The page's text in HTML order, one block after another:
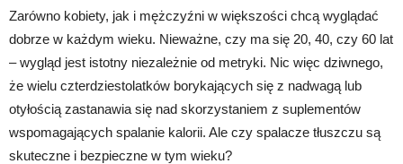
Zarówno kobiety, jak i mężczyźni w większości chcą wyglądać
dobrze w każdym wieku. Nieważne, czy ma się 20, 40, czy 60 lat
– wygląd jest istotny niezależnie od metryki. Nic więc dziwnego,
że wielu czterdziestolatków borykających się z nadwagą lub
otyłością zastanawia się nad skorzystaniem z suplementów
wspomagających spalanie kalorii. Ale czy spalacze tłuszczu są
skuteczne i bezpieczne w tym wieku?